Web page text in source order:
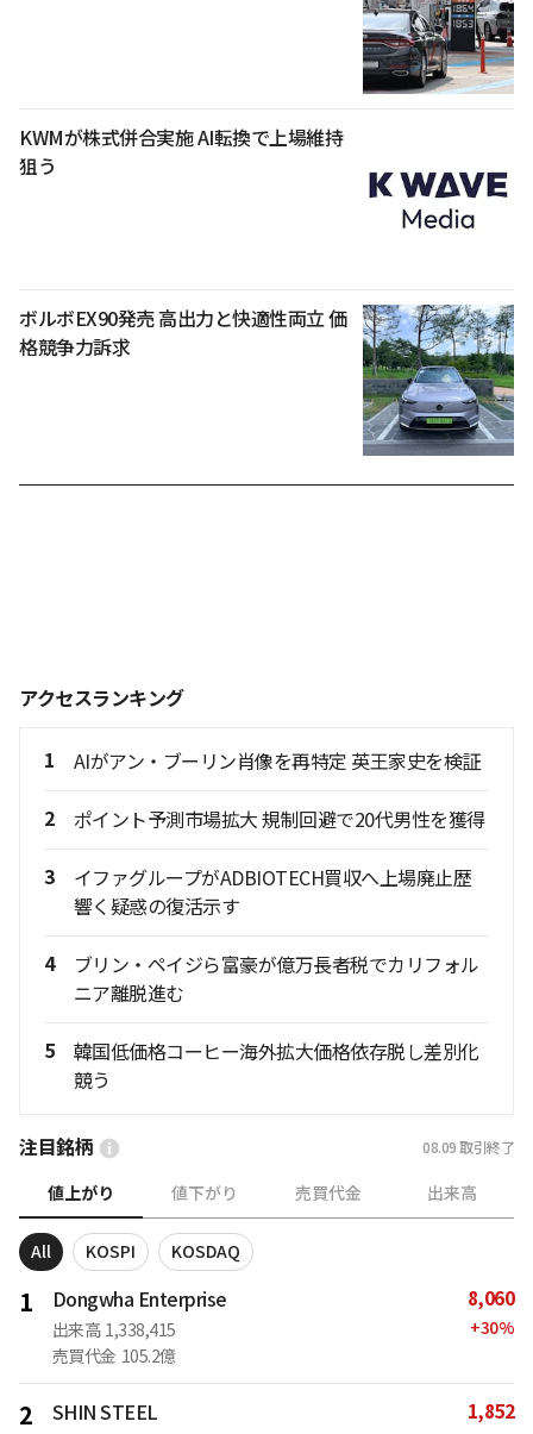
KWMが株式併合実施 AI転換で上場維持
狙う
ボルボEX90発売 高出力と快適性両立 価
格競争力訴求
アクセスランキング
1 AIがアン・ブーリン肖像を再特定 英王家史を検証
2 ポイント予測市場拡大 規制回避で20代男性を獲得
3
イファグループがADBIOTECH買収へ上場廃止歴
響く疑惑の復活示す
4
ブリン・ペイジら富豪が億万長者税でカリフォル
ニア離脱進む
5
韓国低価格コーヒー海外拡大価格依存脱し差別化
競う
注目銘柄 08.09 取引終了
値上がり 値下がり 売買代金 出来高
All KOSPI KOSDAQ
1 Dongwha Enterprise
出来高 1,338,415
売買代金 105.2億
8,060
+30%
2 SHIN STEEL 1,852